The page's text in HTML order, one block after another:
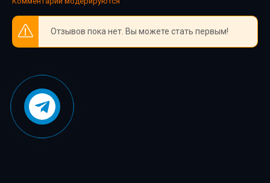
Пиранья 09. Пиранья против воров_42
Пиранья 09. Пиранья против воров_43
Пиранья 09. Пиранья против воров_44
Отзывов пока нет. Вы можете стать первым!